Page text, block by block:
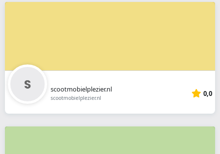
scootmobielplezier.nl
scootmobielplezier.nl 0,0